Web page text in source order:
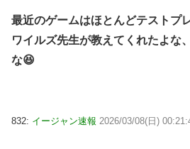
最近のゲームはほとんどテストプ
ワイルズ先生が教えてくれたよな
な😆
832: イージャン速報 2026/03/08(日)